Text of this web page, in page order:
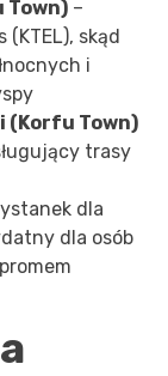
Town) –
(KTEL), skąd
i
(Korfu Town)
trasy
dla
dla osób